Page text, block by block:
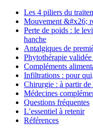
Les 4 piliers du
Mouvement &#x26;
Perte de poids : le
hanche
Antalgiques de
Phytothérapie
Compléments
Infiltrations : pour
Chirurgie : à partir de
Médecines
Questions fréquentes
L’essentiel à retenir
Références